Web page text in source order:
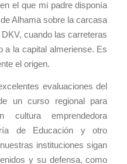
el que mi padre disponía
Alhama sobre la carcasa
cuando las carreteras
a la capital almeriense. Es
el origen.
evaluaciones del
un curso regional para
emprendedora
de Educación y otro
instituciones sigan
y su defensa, como